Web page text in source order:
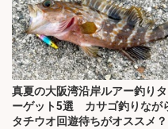
真夏の大阪湾沿岸ルアー釣りタ
ーゲット5選 カサゴ釣りなが
タチウオ回遊待ちがオススメ？